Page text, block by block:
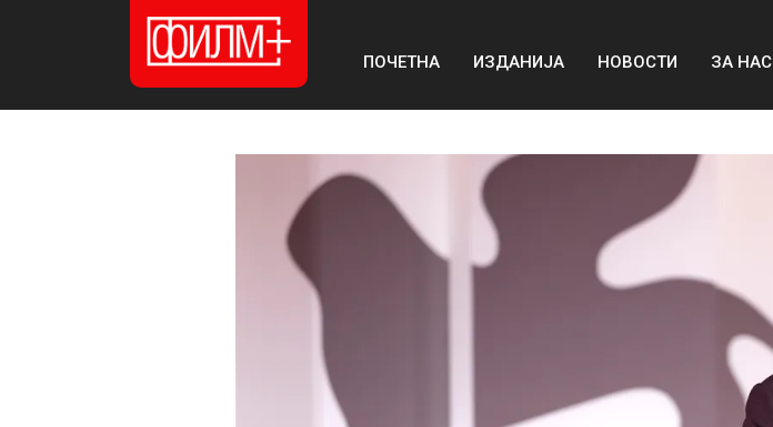
ПОЧЕТНА ИЗДАНИЈА НОВОСТИ ЗА НАС